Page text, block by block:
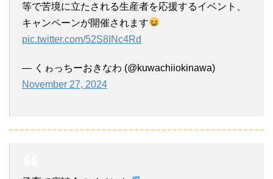
等で苦境に立たされる生産者を応援するイベント、
キャンペーンが開催されます
pic.twitter.com/52S8INc4Rd
— くゎっちーおきなわ (@kuwachiiokinawa)
November 27, 2024